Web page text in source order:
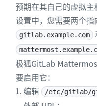
预期在其自己的虚拟
设置中，您需要两个指
gitlab.example.com
极狐GitLab
要启用它：
编辑
/etc/gitlab/